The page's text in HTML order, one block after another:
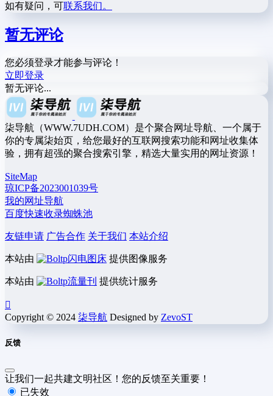
如有疑问，可联系我们。
暂无评论
您必须登录才能参与评论！
立即登录
暂无评论...
柒导航（WWW.7UDH.COM）是个聚合网址导航、一个属于
你的专属柒始页，给您最好的互联网搜索功能和网址收集体
验，拥有超强的聚合搜索引擎，精选大量实用的网址资源！
SiteMap
琼ICP备2023001039号
我的网址导航
百度快速收录蜘蛛池
友链申请 广告合作 关于我们 本站介绍
本站由 闪电图床 提供图像服务
本站由 流量刊 提供统计服务
Copyright © 2024 柒导航 Designed by ZevoST
反馈
让我们一起共建文明社区！您的反馈至关重要！
已失效